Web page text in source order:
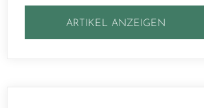
ARTIKEL ANZEIGEN